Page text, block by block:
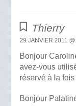
Thierry
29 JANVIER 2011 @
Bonjour
avez-vous
réservé à la fois
Bonjour